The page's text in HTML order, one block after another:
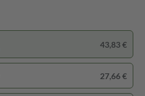
43,83 €
27,66 €